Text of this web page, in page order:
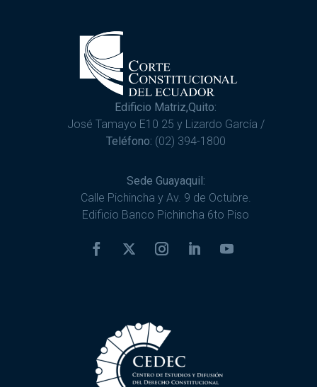
Edificio Matriz,Quito:
José Tamayo E10 25 y Lizardo García /
Teléfono: (02) 394-1800
Sede Guayaquil:
Calle Pichincha y Av. 9 de Octubre.
Edificio Banco Pichincha 6to Piso